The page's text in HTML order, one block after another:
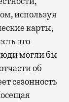
используя
карты,
это
могли бы
об
сезонность